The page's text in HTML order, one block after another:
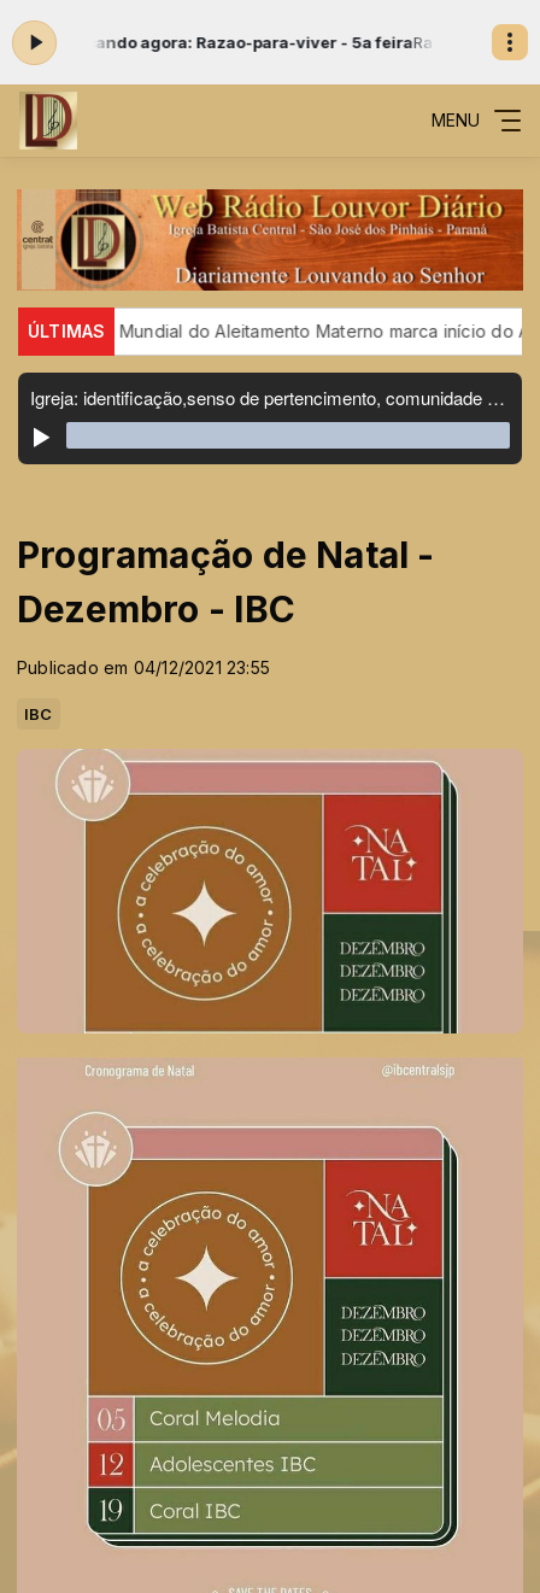
agora: Razao-para-viver - 5a feiraRazão Para Viver com
MENU
ÚLTIMAS
Mundial do Aleitamento Materno marca início do Agosto
Programação de Natal -
Dezembro - IBC
Publicado em 04/12/2021 23:55
IBC